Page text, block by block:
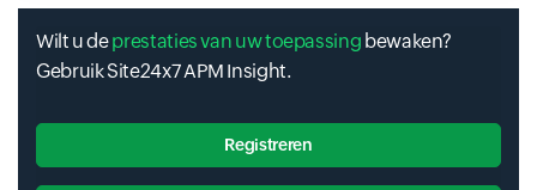
Wilt u deprestaties van uw toepassing bewaken?
Gebruik Site24x7 APM Insight.
Registreren